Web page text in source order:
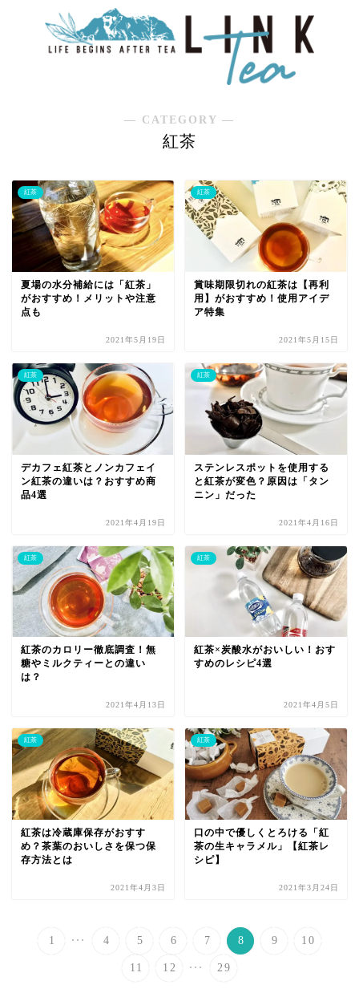
― CATEGORY ―
紅茶
紅茶
夏場の水分補給には「紅茶」
がおすすめ！メリットや注意
点も
2021年5月19日
紅茶
賞味期限切れの紅茶は【再利
用】がおすすめ！使用アイデ
ア特集
2021年5月15日
紅茶
デカフェ紅茶とノンカフェイ
ン紅茶の違いは？おすすめ商
品4選
2021年4月19日
紅茶
ステンレスポットを使用する
と紅茶が変色？原因は「タン
ニン」だった
2021年4月16日
紅茶
紅茶のカロリー徹底調査！無
糖やミルクティーとの違い
は？
2021年4月13日
紅茶
紅茶×炭酸水がおいしい！おす
すめのレシピ4選
2021年4月5日
紅茶
紅茶は冷蔵庫保存がおすす
め？茶葉のおいしさを保つ保
存方法とは
2021年4月3日
紅茶
口の中で優しくとろける「紅
茶の生キャラメル」【紅茶レ
シピ】
2021年3月24日
1 ... 4 5 6 7 8 9 10
11 12 ... 29